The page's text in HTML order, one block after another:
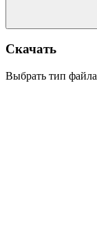
Скачать
Выбрать тип файла